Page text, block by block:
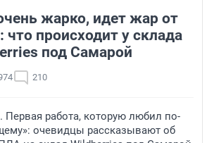
жарко, идет жар от
что происходит у склада
под Самарой
210
Первая работа, которую любил по-
очевидцы рассказывают об